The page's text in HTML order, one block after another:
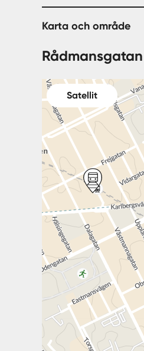
Karta och område
Satellit